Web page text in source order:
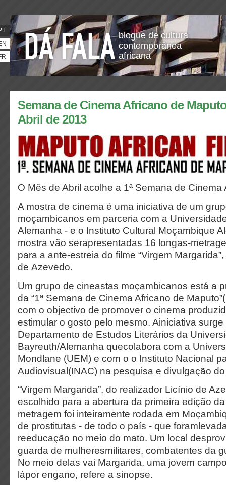
blogue de cultura
contemporânea
africana
Semana de Cinema Africano de
Abril de 2013
O Mês de Abril acolhe a 1ª Semana de
A mostra de cinema é uma iniciativa de um
moçambicanos em parceria com a
Alemanha - e o Instituto Cultural Moçambique
mostra vão serapresentadas 16 longas-
para a ante-estreia do filme “Virgem
de Azevedo.
Um grupo de cineastas moçambicanos está a
da “1ª Semana de Cinema Africano de
com o objectivo de promover o cinema
estimular o gosto pelo mesmo. Ainiciativa
Departamento de Estudos Literários da
Bayreuth/Alemanha quecolabora com a
Mondlane (UEM) e com o o Instituto Nacional
Audiovisual(INAC) na pesquisa e divulgação
“Virgem Margarida”, do realizador Licínio de
escolhido para a abertura da primeira edição
metragem foi inteiramente rodada em
de prostitutas - de todo o país - que
reeducação no meio do mato. Um local
guarda de mulheresmilitares, combatentes da
No meio delas vai Margarida, uma jovem
lápor engano, refere a sinopse.